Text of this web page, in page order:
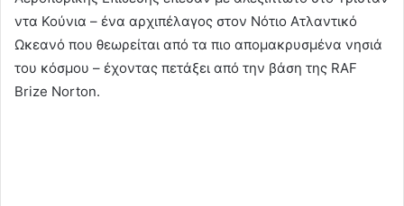
ντα Κούνια – ένα αρχιπέλαγος στον Νότιο Ατλαντικό
Ωκεανό που θεωρείται από τα πιο απομακρυσμένα νησιά
του κόσμου – έχοντας πετάξει από την βάση της RAF
Brize Norton.